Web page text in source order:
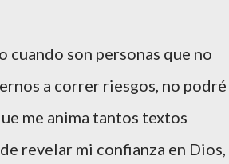
son personas que no
a correr riesgos, no podré
me anima tantos textos
revelar mi confianza en Dios,